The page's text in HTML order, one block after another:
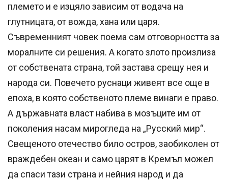
племето и е изцяло зависим от водача на
глутницата, от вожда, хана или царя.
Съвременният човек поема сам отговорността за
моралните си решения. А когато злото произлиза
от собствената страна, той застава срещу нея и
народа си. Повечето руснаци живеят все още в
епоха, в която собственото племе винаги е право.
А държавната власт набива в мозъците им от
поколения насам мирогледа на „Русский мир“.
Свещеното отечество било остров, заобиколен от
враждебен океан и само царят в Кремъл можел
да спаси тази страна и нейния народ и да